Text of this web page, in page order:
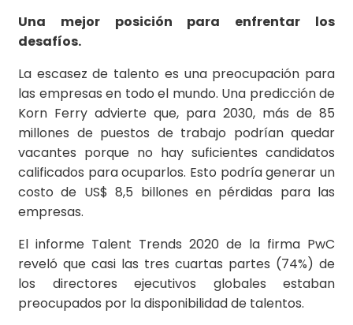
Una mejor posición para enfrentar los
desafíos.
La escasez de talento es una preocupación para
las empresas en todo el mundo. Una predicción de
Korn Ferry advierte que, para 2030, más de 85
millones de puestos de trabajo podrían quedar
vacantes porque no hay suficientes candidatos
calificados para ocuparlos. Esto podría generar un
costo de US$ 8,5 billones en pérdidas para las
empresas.
El informe Talent Trends 2020 de la firma PwC
reveló que casi las tres cuartas partes (74%) de
los directores ejecutivos globales estaban
preocupados por la disponibilidad de talentos.